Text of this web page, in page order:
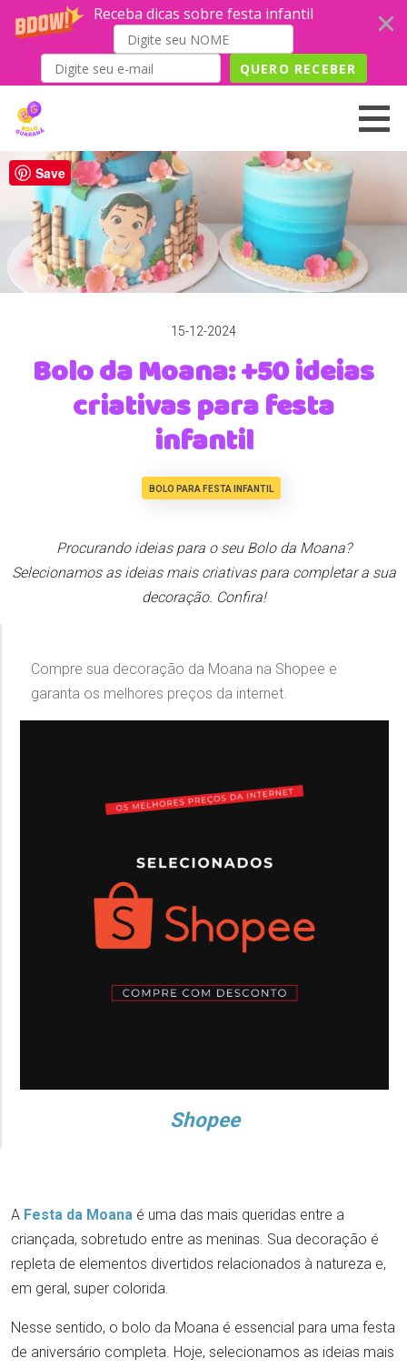
Receba dicas sobre festa infantil
QUERO RECEBER
content
15-12-2024
Bolo da Moana: +50 ideias
criativas para festa
infantil
BOLO PARA FESTA INFANTIL
Procurando ideias para o seu Bolo da Moana?
Selecionamos as ideias mais criativas para completar a sua
decoração. Confira!
Compre sua decoração da Moana na Shopee e
garanta os melhores preços da internet.
Shopee
A Festa da Moana é uma das mais queridas entre a
criançada, sobretudo entre as meninas. Sua decoração é
repleta de elementos divertidos relacionados à natureza e,
em geral, super colorida.
Nesse sentido, o bolo da Moana é essencial para uma festa
de aniversário completa. Hoje, selecionamos as ideias mais
Save